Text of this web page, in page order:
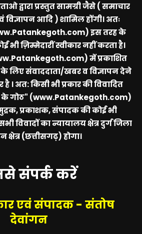
द्वारा प्रस्तुत सामग्री जैसे ( समाचार
विज्ञापन आदि ) शामिल होंगी। अतः
इस तरह के
भी ज़िम्मेदारीं स्वीकार नहीं करता है।
में प्रकाशित
के लिए संवाददाता/खबर व विज्ञापन देने
है । अत: किसी भी प्रकार की विवादित
के गोठ" (www.Patankegoth.com)
प्रकाशक, संपादक की कोई भी
विवादों का न्यायालय क्षेत्र दुर्ग जिला
क्षेत्र (छत्तीसगढ़) होगा।
संपर्क करें
एवं संपादक - संतोष
देवांगन